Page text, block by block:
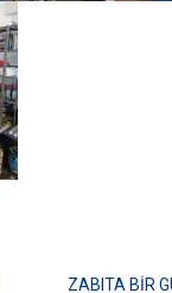
ZABITA BİR